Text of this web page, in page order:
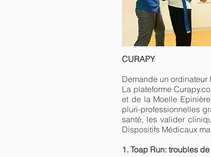
CURAPY
Demande un ordinateur
La plateforme
et de la Moelle
pluri-professionnelles
santé, les valider
Dispositifs Médicaux
1. Toap Run: troubles